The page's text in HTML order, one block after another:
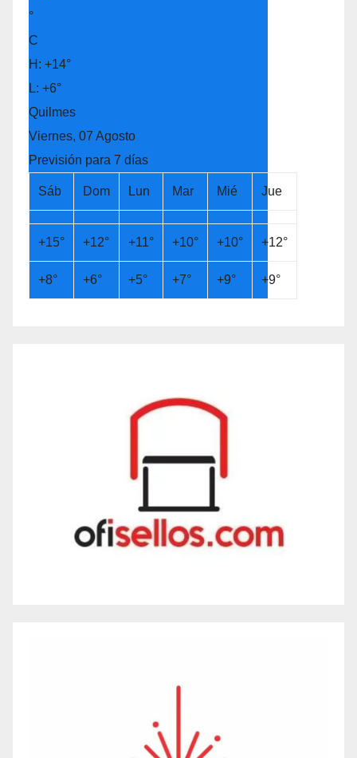
°
C
H: +14°
L: +6°
Quilmes
Viernes, 07 Agosto
Previsión para 7 días
Sáb Dom Lun Mar Mié Jue
+15° +12° +11° +10° +10° +12°
+8° +6° +5° +7° +9° +9°